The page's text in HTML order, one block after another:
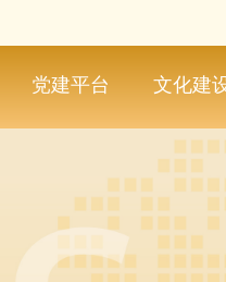
党建平台 文化建